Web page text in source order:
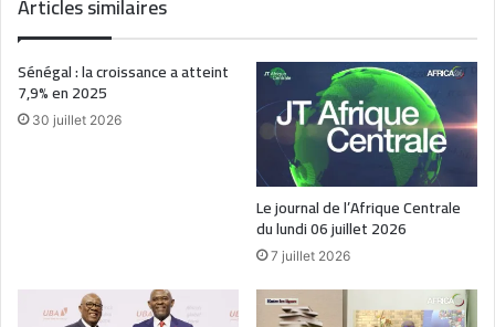
Sénégal : la croissance a atteint
7,9% en 2025
30 juillet 2026
Le journal de l’Afrique Centrale
du lundi 06 juillet 2026
7 juillet 2026